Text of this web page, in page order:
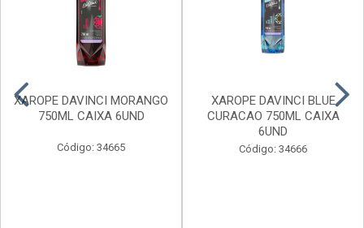
XAROPE DAVINCI MORANGO
750ML CAIXA 6UND
Código: 34665
XAROPE DAVINCI BLUE
CURACAO 750ML CAIXA
6UND
Código: 34666